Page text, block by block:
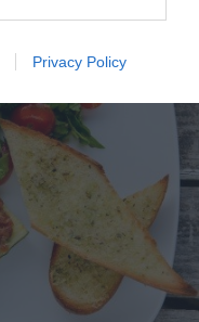
Privacy Policy